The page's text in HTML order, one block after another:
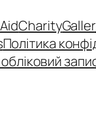
Charity
Політика